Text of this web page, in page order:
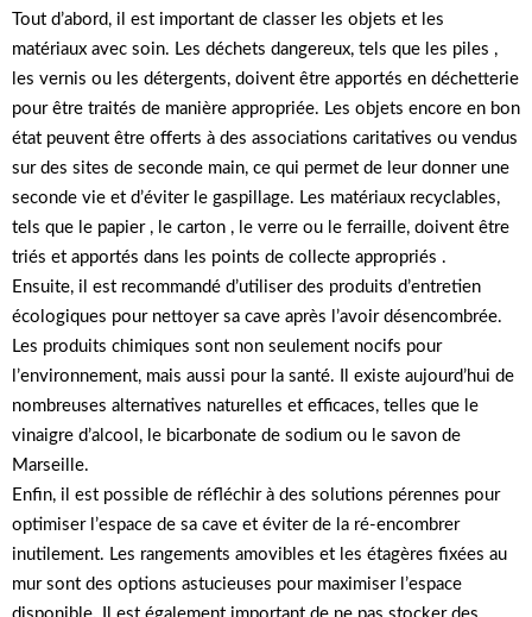
Tout d’abord, il est important de classer les objets et les
matériaux avec soin. Les déchets dangereux, tels que les piles ,
les vernis ou les détergents, doivent être apportés en déchetterie
pour être traités de manière appropriée. Les objets encore en bon
état peuvent être offerts à des associations caritatives ou vendus
sur des sites de seconde main, ce qui permet de leur donner une
seconde vie et d’éviter le gaspillage. Les matériaux recyclables,
tels que le papier , le carton , le verre ou le ferraille, doivent être
triés et apportés dans les points de collecte appropriés .
Ensuite, il est recommandé d’utiliser des produits d’entretien
écologiques pour nettoyer sa cave après l’avoir désencombrée.
Les produits chimiques sont non seulement nocifs pour
l’environnement, mais aussi pour la santé. Il existe aujourd’hui de
nombreuses alternatives naturelles et efficaces, telles que le
vinaigre d’alcool, le bicarbonate de sodium ou le savon de
Marseille.
Enfin, il est possible de réfléchir à des solutions pérennes pour
optimiser l’espace de sa cave et éviter de la ré-encombrer
inutilement. Les rangements amovibles et les étagères fixées au
mur sont des options astucieuses pour maximiser l’espace